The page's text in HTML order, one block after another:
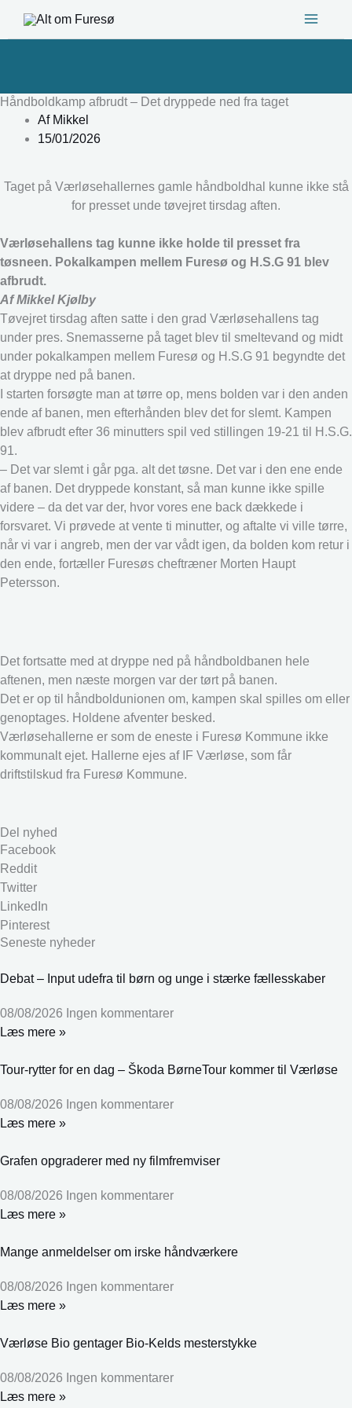
Håndboldkamp afbrudt – Det dryppede ned fra taget
AfMikkel
15/01/2026
Taget på Værløsehallernes gamle håndboldhal kunne ikke stå
for presset unde tøvejret tirsdag aften.
Værløsehallens tag kunne ikke holde til presset fra
tøsneen. Pokalkampen mellem Furesø og H.S.G 91 blev
afbrudt.
Af Mikkel Kjølby
Tøvejret tirsdag aften satte i den grad Værløsehallens tag
under pres. Snemasserne på taget blev til smeltevand og midt
under pokalkampen mellem Furesø og H.S.G 91 begyndte det
at dryppe ned på banen.
I starten forsøgte man at tørre op, mens bolden var i den anden
ende af banen, men efterhånden blev det for slemt. Kampen
blev afbrudt efter 36 minutters spil ved stillingen 19-21 til H.S.G.
91.
– Det var slemt i går pga. alt det tøsne. Det var i den ene ende
af banen. Det dryppede konstant, så man kunne ikke spille
videre – da det var der, hvor vores ene back dækkede i
forsvaret. Vi prøvede at vente ti minutter, og aftalte vi ville tørre,
når vi var i angreb, men der var vådt igen, da bolden kom retur i
den ende, fortæller Furesøs cheftræner Morten Haupt
Petersson.
Det fortsatte med at dryppe ned på håndboldbanen hele
aftenen, men næste morgen var der tørt på banen.
Det er op til håndboldunionen om, kampen skal spilles om eller
genoptages. Holdene afventer besked.
Værløsehallerne er som de eneste i Furesø Kommune ikke
kommunalt ejet. Hallerne ejes af IF Værløse, som får
driftstilskud fra Furesø Kommune.
Del nyhed
Facebook
Reddit
Twitter
LinkedIn
Pinterest
Seneste nyheder
Debat – Input udefra til børn og unge i stærke fællesskaber
08/08/2026 Ingen kommentarer
Læs mere »
Tour-rytter for en dag – Škoda BørneTour kommer til Værløse
08/08/2026 Ingen kommentarer
Læs mere »
Grafen opgraderer med ny filmfremviser
08/08/2026 Ingen kommentarer
Læs mere »
Mange anmeldelser om irske håndværkere
08/08/2026 Ingen kommentarer
Læs mere »
Værløse Bio gentager Bio-Kelds mesterstykke
08/08/2026 Ingen kommentarer
Læs mere »